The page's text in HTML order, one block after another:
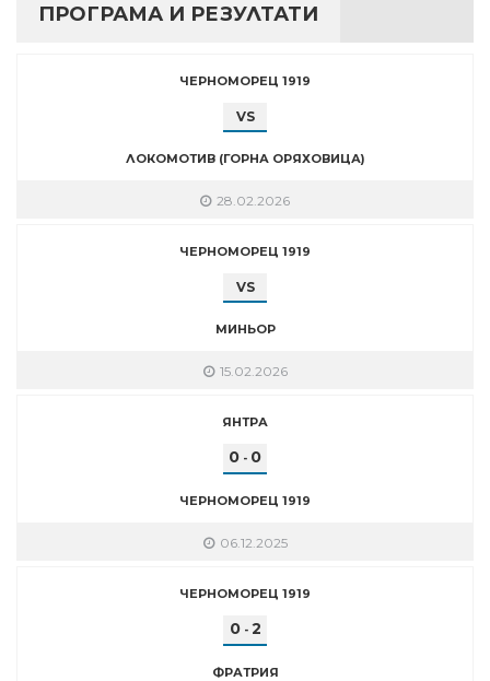
ПРОГРАМА И РЕЗУЛТАТИ
ЧЕРНОМОРЕЦ 1919
VS
ЛОКОМОТИВ (ГОРНА ОРЯХОВИЦА)
28.02.2026
ЧЕРНОМОРЕЦ 1919
VS
МИНЬОР
15.02.2026
ЯНТРА
0 - 0
ЧЕРНОМОРЕЦ 1919
06.12.2025
ЧЕРНОМОРЕЦ 1919
0- 2
ФРАТРИЯ